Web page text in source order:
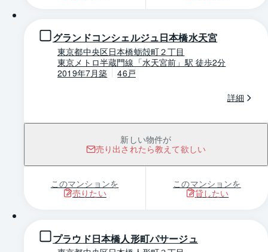
グランドコンシェルジュ日本橋水天宮
東京都中央区日本橋蛎殻町２丁目
東京メトロ半蔵門線「水天宮前」駅 徒歩2分
2019年7月築
46戸
詳細
新しい物件が
売り出されたら教えて欲しい
このマンションを
売りたい
このマンションを
貸したい
プラウド日本橋人形町パサージュ